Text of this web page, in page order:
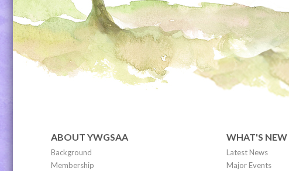
ABOUT YWGSAA
Background
Membership
WHAT'S NEW
Latest News
Major Events